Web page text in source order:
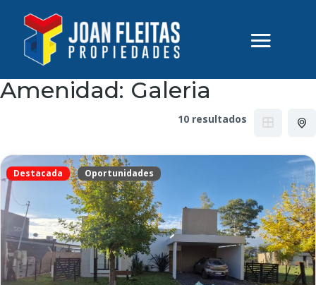
Amenidad: Galeria
10 resultados
Destacada Oportunidades